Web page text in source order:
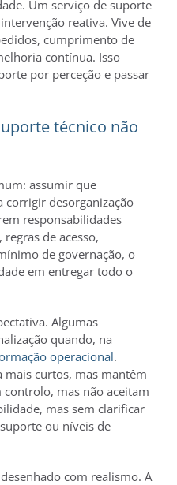
Um serviço de suporte
reativa. Vive de
cumprimento de
contínua. Isso
por perceção e passar
técnico não
assumir que
corrigir desorganização
responsabilidades
de acesso,
de governação, o
em entregar todo o
Algumas
quando, na
operacional.
mais curtos, mas mantêm
mas não aceitam
mas sem clarificar
ou níveis de
com realismo. A